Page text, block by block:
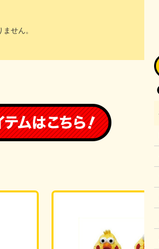
せん。